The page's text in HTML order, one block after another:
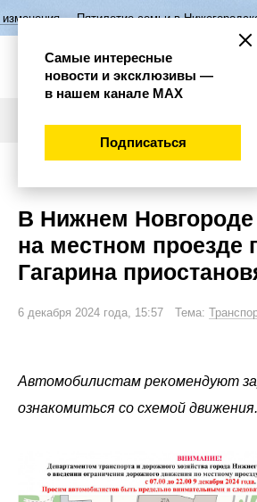
Пятилетие семьи в Нижегородской области
В Нижнем Новгороде
на местном проезде
Гагарина
6 декабря 2024 года, 15:57 Тема:
Автомобилистам рекомендуют
ознакомиться со схемой движения.
Самые интересные
новости и эксклюзивы —
в нашем канале МАХ
Подписаться